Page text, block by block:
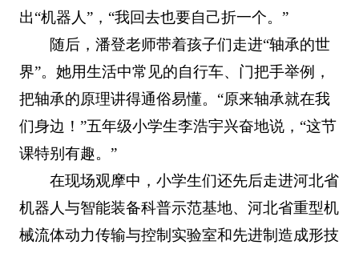
出“机器人”，“我回去也要自己折一个。”
随后，潘登老师带着孩子们走进“轴承的世
界”。她用生活中常见的自行车、门把手举例，
把轴承的原理讲得通俗易懂。“原来轴承就在我
们身边！”五年级小学生李浩宇兴奋地说，“这节
课特别有趣。”
在现场观摩中，小学生们还先后走进河北省
机器人与智能装备科普示范基地、河北省重型机
械流体动力传输与控制实验室和先进制造成形技